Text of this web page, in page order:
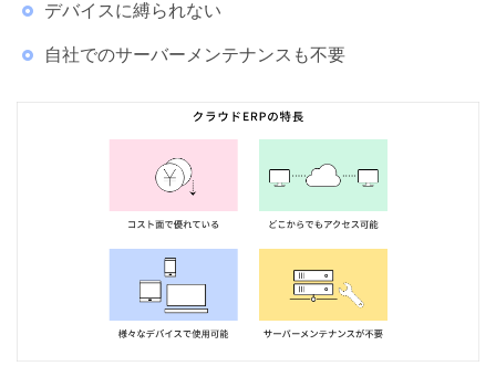
❷情報漏洩リスクが高まる可能性がある
❸障害発生後の復旧も含めてベンダー任せになってしまう
業界ごとのSaaS型クラウドERPの選び方
Horizontal SaaSとは
Vertical SaaSとは
クラウドERP導入のステップとポイント
デバイスに縛られない
自社でのサーバーメンテナンスも不要